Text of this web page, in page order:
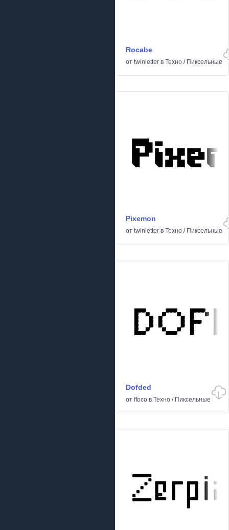
Rocabe
от twinletter в Техно / Пиксельные
Pixemon
от twinletter в Техно / Пиксельные
Dofded
от ffoco в Техно / Пиксельные